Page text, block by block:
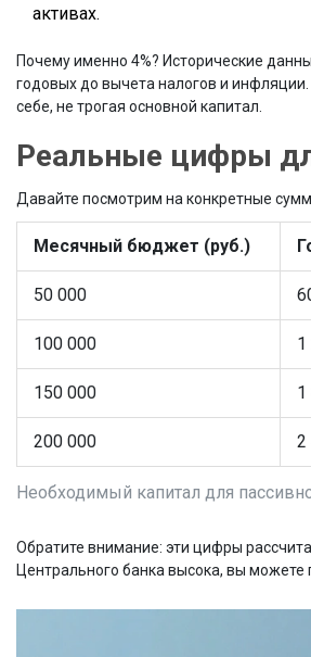
активах.
Почему именно 4%? Исторические
годовых до вычета налогов и
себе, не трогая основной капитал.
Реальные цифры
Давайте посмотрим на конкретные
Необходимый капитал для
Месячный бюджет (руб.)
50 000
100 000 1
150 000 1
200 000 2
Обратите внимание: эти цифры
Центрального банка высока, вы можете